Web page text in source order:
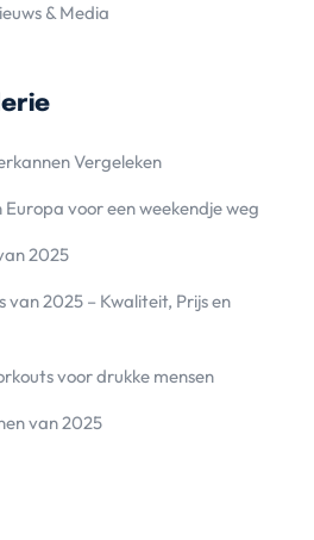
& Media
Vergeleken
voor een weekendje weg
2025
van 2025 – Kwaliteit, Prijs en
voor drukke mensen
van 2025